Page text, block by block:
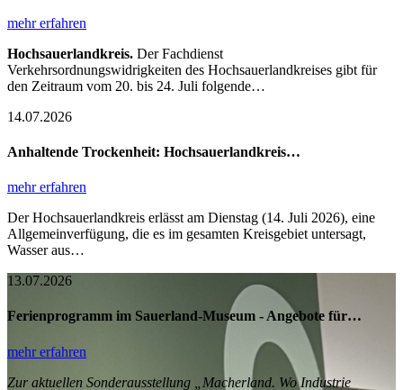
mehr erfahren
Hochsauerlandkreis. Der Fachdienst
Verkehrsordnungswidrigkeiten des Hochsauerlandkreises gibt für
den Zeitraum vom 20. bis 24. Juli folgende…
14.07.2026
Anhaltende Trockenheit: Hochsauerlandkreis…
mehr erfahren
Der Hochsauerlandkreis erlässt am Dienstag (14. Juli 2026), eine
Allgemeinverfügung, die es im gesamten Kreisgebiet untersagt,
Wasser aus…
13.07.2026
Ferienprogramm im Sauerland-Museum - Angebote für…
mehr erfahren
Zur aktuellen Sonderausstellung „Macherland. Wo Industrie